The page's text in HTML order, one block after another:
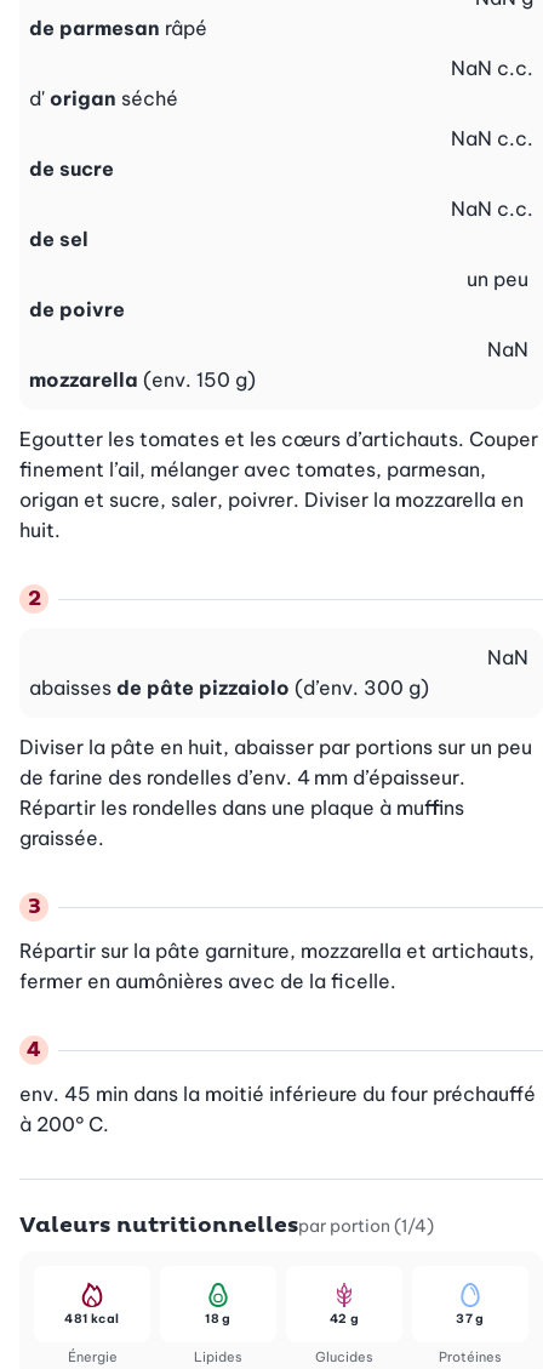
de parmesan râpé
d' origan séché
NaN c.c.
de sucre
NaN c.c.
de sel
NaN c.c.
de poivre
un peu
mozzarella (env. 150 g)
NaN
Egoutter les tomates et les cœurs d’artichauts. Couper
finement l’ail, mélanger avec tomates, parmesan,
origan et sucre, saler, poivrer. Diviser la mozzarella en
huit.
abaisses de pâte pizzaiolo (d’env. 300 g)
NaN
Diviser la pâte en huit, abaisser par portions sur un peu
de farine des rondelles d’env. 4 mm d’épaisseur.
Répartir les rondelles dans une plaque à muffins
graissée.
Répartir sur la pâte garniture, mozzarella et artichauts,
fermer en aumônières avec de la ficelle.
env. 45 min dans la moitié inférieure du four préchauffé
à 200° C.
Valeurs nutritionnellespar portion (1/4)
Énergie
481 kcal
Lipides
18 g
Glucides
42 g
Protéines
37 g